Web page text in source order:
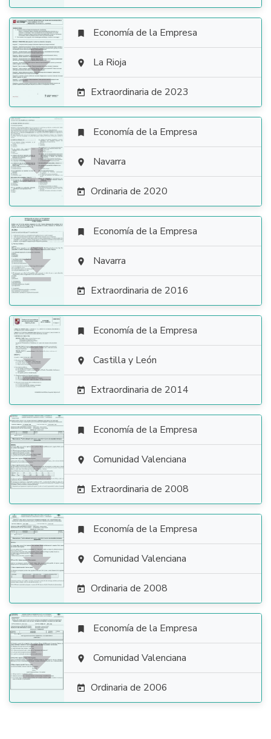

 Economía de la Empresa
 La Rioja
 Extraordinaria de 2023

 Economía de la Empresa
 Navarra
 Ordinaria de 2020

 Economía de la Empresa
 Navarra
 Extraordinaria de 2016

 Economía de la Empresa
 Castilla y León
 Extraordinaria de 2014

 Economía de la Empresa
 Comunidad Valenciana
 Extraordinaria de 2008

 Economía de la Empresa
 Comunidad Valenciana
 Ordinaria de 2008

 Economía de la Empresa
 Comunidad Valenciana
 Ordinaria de 2006